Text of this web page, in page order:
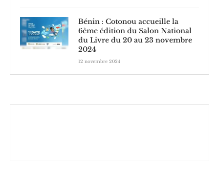
Bénin : Cotonou accueille la
6ème édition du Salon National
du Livre du 20 au 23 novembre
2024
12 novembre 2024